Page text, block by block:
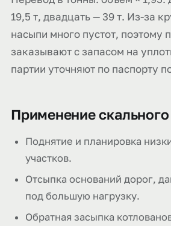
19,5 т, двадцать — 39 т. Из-за
насыпи много пустот, поэтому
заказывают с запасом на
партии уточняют по паспорту
Применение скального
Поднятие и планировка
участков.
Отсыпка оснований дорог,
под большую нагрузку.
Обратная засыпка